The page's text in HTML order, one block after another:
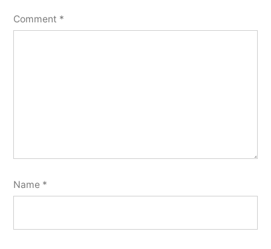
Comment *
Name *